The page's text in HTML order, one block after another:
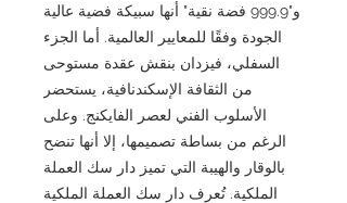
و"999.9 فضة نقية" أنها سبيكة فضية عالية
الجودة وفقًا للمعايير العالمية. أما الجزء
السفلي، فيزدان بنقش عقدة مستوحى
من الثقافة الإسكندنافية، يستحضر
الأسلوب الفني لعصر الفايكنج. وعلى
الرغم من بساطة تصميمها، إلا أنها تنضح
بالوقار والهيبة التي تميز دار سك العملة
الملكية. تُعرف دار سك العملة الملكية